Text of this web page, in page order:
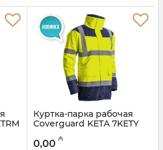
Куртка-парка рабочая
Coverguard KETA 7KETY
Артикул:
0,00 ₼